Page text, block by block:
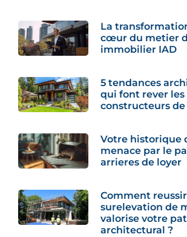
La
cœur du metier
immobilier IAD
5 tendances
qui font rever
constructeurs
Votre historique
menace par le
arrieres de loyer
Comment
surelevation de
valorise votre
architectural ?